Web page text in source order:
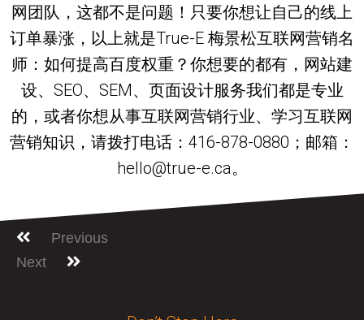
网团队，这都不是问题！只要你想让自己的线上
订单暴涨，以上就是True-E 梅景松互联网营销名
师：如何提高百度权重？你想要的都有，网站建
设、SEO、SEM、页面设计服务我们都是专业
的，或者你想从事互联网营销行业、学习互联网
营销知识，请拨打电话：416-878-0880；邮箱：
hello@true-e.ca。
Previous
Next